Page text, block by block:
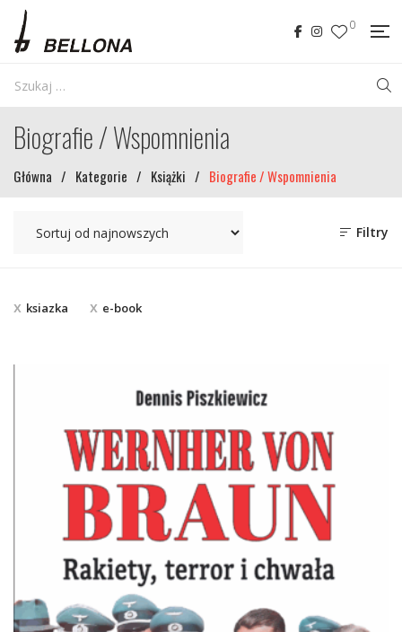
0
Biografie / Wspomnienia
Główna / Kategorie / Książki / Biografie / Wspomnienia
Filtry
ksiazka e-book